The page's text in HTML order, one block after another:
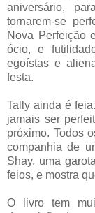
aniversário,
tornarem-se
Nova Perfeição
ócio, e
egoístas e
festa.
Tally ainda é
jamais ser
próximo. Todos
companhia de
Shay, uma
feios, e mostra
O livro tem